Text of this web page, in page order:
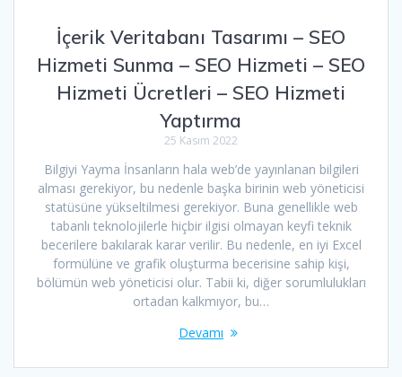
İçerik Veritabanı Tasarımı – SEO
Hizmeti Sunma – SEO Hizmeti – SEO
Hizmeti Ücretleri – SEO Hizmeti
Yaptırma
25 Kasım 2022
Bilgiyi Yayma İnsanların hala web’de yayınlanan bilgileri
alması gerekiyor, bu nedenle başka birinin web yöneticisi
statüsüne yükseltilmesi gerekiyor. Buna genellikle web
tabanlı teknolojilerle hiçbir ilgisi olmayan keyfi teknik
becerilere bakılarak karar verilir. Bu nedenle, en iyi Excel
formülüne ve grafik oluşturma becerisine sahip kişi,
bölümün web yöneticisi olur. Tabii ki, diğer sorumlulukları
ortadan kalkmıyor, bu…
Devamı